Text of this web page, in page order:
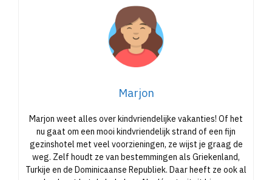
Marjon
Marjon weet alles over kindvriendelijke vakanties! Of het
nu gaat om een mooi kindvriendelijk strand of een fijn
gezinshotel met veel voorzieningen, ze wijst je graag de
weg. Zelf houdt ze van bestemmingen als Griekenland,
Turkije en de Dominicaanse Republiek. Daar heeft ze ook al